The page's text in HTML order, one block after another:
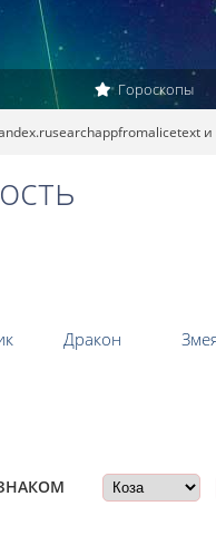
Гороскопы
и
Дракон